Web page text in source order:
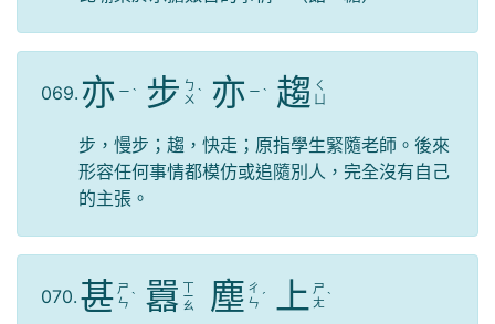
069. 亦 ㄧ ˋ 步 ㄅ
ㄨ ˋ 亦 ㄧ ˋ 趨 ㄑ
步，慢步；趨，快走；原指學生緊隨老師。後來
形容任何事情都模仿或追隨別人，完全沒有自己
的主張。
070. 甚 ㄕ
ㄣ ˋ 囂 ㄒ
ㄧ
ㄠ 塵 ㄔ
ㄣ ˊ 上 ㄕ
ㄤ ˋ